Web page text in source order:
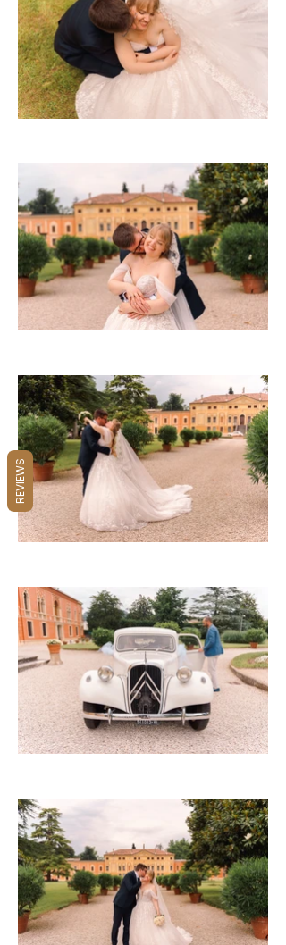
REVIEWS